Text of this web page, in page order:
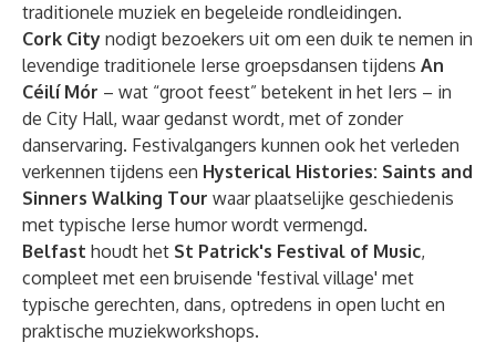
traditionele muziek en begeleide rondleidingen.
Cork City nodigt bezoekers uit om een duik te nemen in
levendige traditionele Ierse groepsdansen tijdens An
Céilí Mór – wat “groot feest” betekent in het Iers – in
de City Hall, waar gedanst wordt, met of zonder
danservaring. Festivalgangers kunnen ook het verleden
verkennen tijdens een Hysterical Histories: Saints and
Sinners Walking Tour waar plaatselijke geschiedenis
met typische Ierse humor wordt vermengd.
Belfast houdt het St Patrick's Festival of Music,
compleet met een bruisende 'festival village' met
typische gerechten, dans, optredens in open lucht en
praktische muziekworkshops.